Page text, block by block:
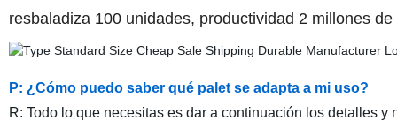
resbaladiza 100 unidades, productividad 2 millones
P: ¿Cómo puedo saber qué palet se adapta a mi uso?
R: Todo lo que necesitas es dar a continuación los detalles